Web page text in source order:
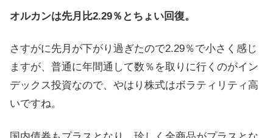
オルカンは先月比2.29％とちょい回復。
さすがに先月が下がり過ぎたので2.29％で小さく感じ
ますが、普通に年間通して数％を取りに行くのがイン
デックス投資なので、やはり株式はボラティリティ高
いですね。